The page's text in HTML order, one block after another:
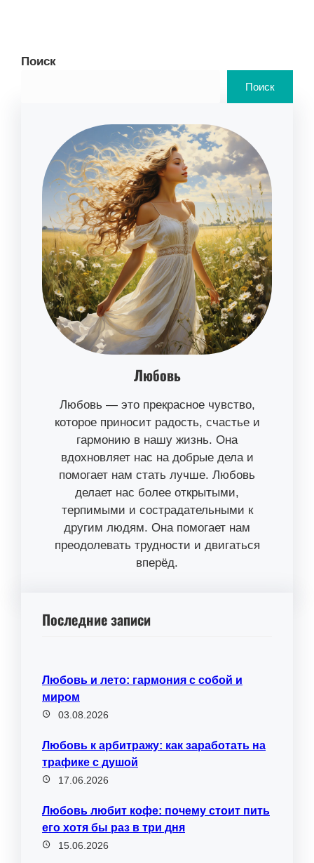
Поиск
Поиск
Любовь
Любовь — это прекрасное чувство,
которое приносит радость, счастье и
гармонию в нашу жизнь. Она
вдохновляет нас на добрые дела и
помогает нам стать лучше. Любовь
делает нас более открытыми,
терпимыми и сострадательными к
другим людям. Она помогает нам
преодолевать трудности и двигаться
вперёд.
Последние записи
Любовь и лето: гармония с собой и
миром
03.08.2026
Любовь к арбитражу: как заработать на
трафике с душой
17.06.2026
Любовь любит кофе: почему стоит пить
его хотя бы раз в три дня
15.06.2026